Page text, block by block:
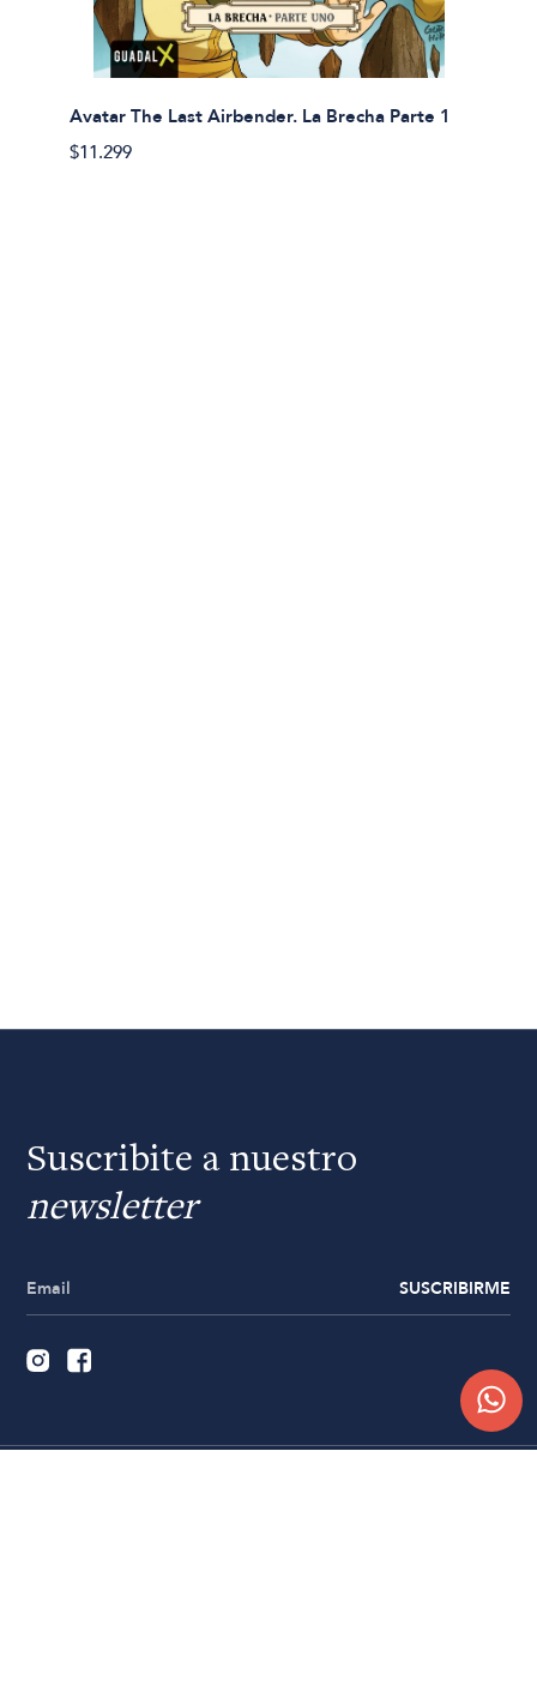
Avatar The Last Airbender. La Brecha Parte 1
$11.299
Suscribite a nuestro
newsletter
SUSCRIBIRME